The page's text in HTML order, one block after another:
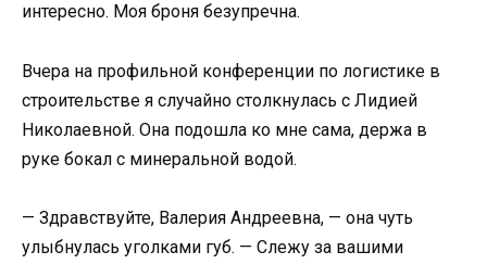
интересно. Моя броня безупречна.
Вчера на профильной конференции по логистике в
строительстве я случайно столкнулась с Лидией
Николаевной. Она подошла ко мне сама, держа в
руке бокал с минеральной водой.
— Здравствуйте, Валерия Андреевна, — она чуть
улыбнулась уголками губ. — Слежу за вашими